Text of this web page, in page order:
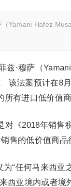
Yamani Hafez
兹·穆萨（
该法案预计在8
有进口低价值
对《2018年销
售的低价值商品
“任何马来西亚
西亚境内或者